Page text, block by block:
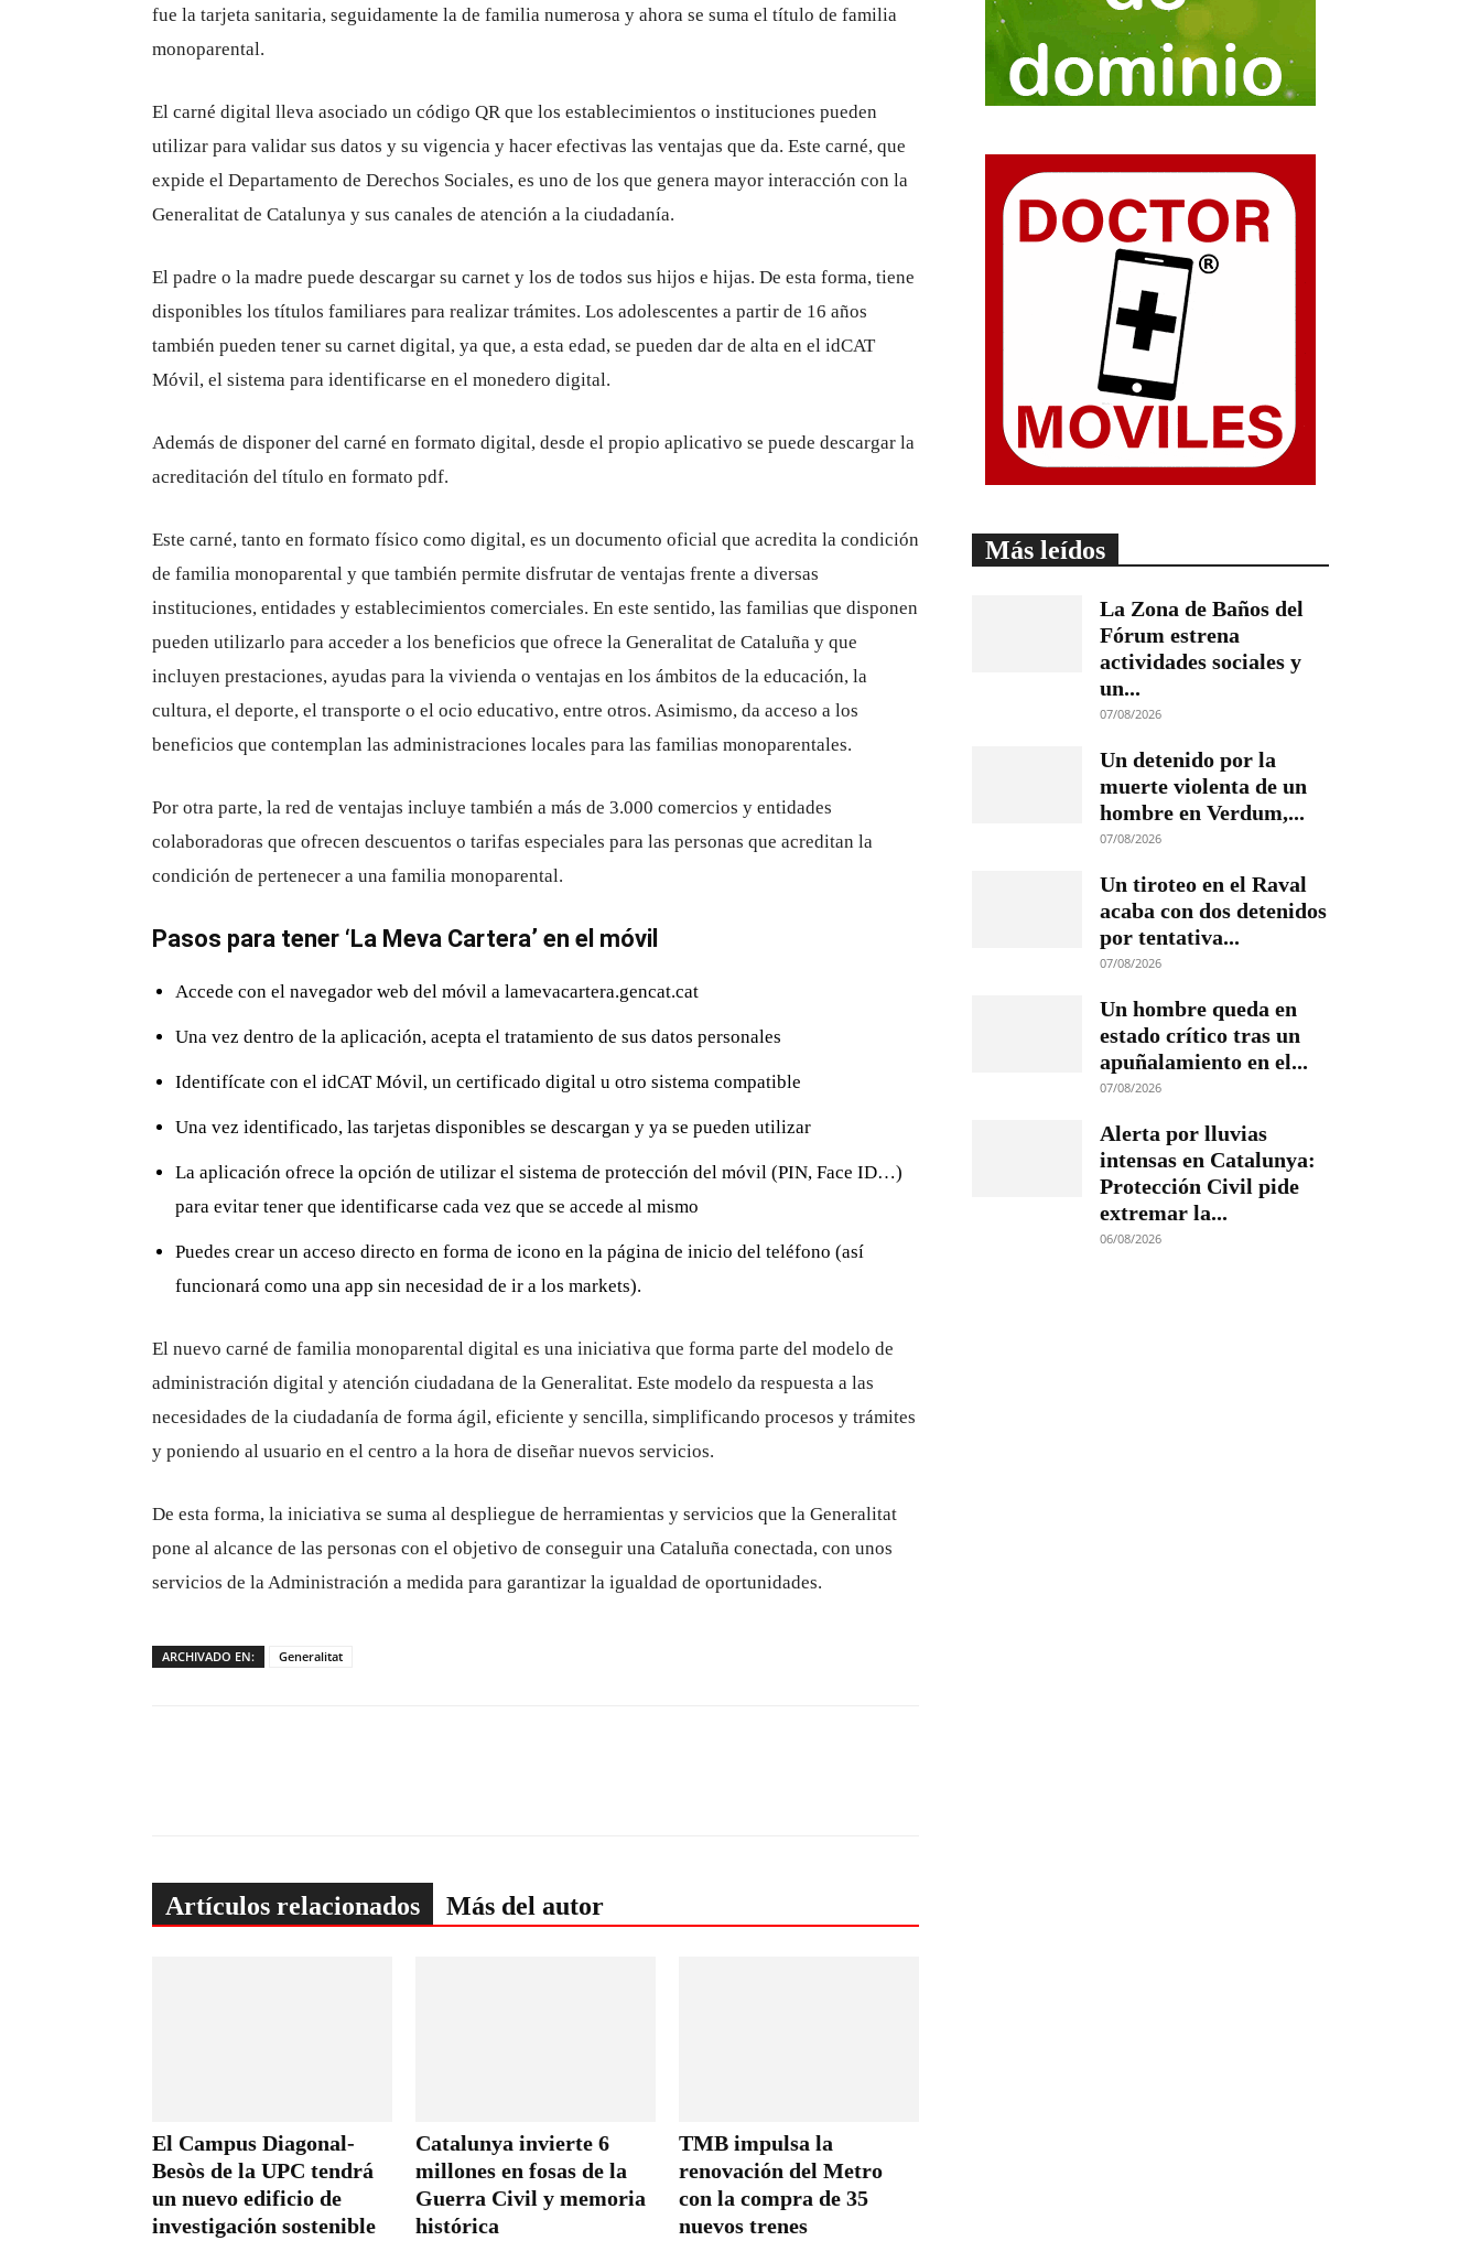
fue la tarjeta sanitaria, seguidamente la de familia numerosa y ahora se suma el título de familia
monoparental.
El carné digital lleva asociado un código QR que los establecimientos o instituciones pueden
utilizar para validar sus datos y su vigencia y hacer efectivas las ventajas que da. Este carné, que
expide el Departamento de Derechos Sociales, es uno de los que genera mayor interacción con la
Generalitat de Catalunya y sus canales de atención a la ciudadanía.
El padre o la madre puede descargar su carnet y los de todos sus hijos e hijas. De esta forma, tiene
disponibles los títulos familiares para realizar trámites. Los adolescentes a partir de 16 años
también pueden tener su carnet digital, ya que, a esta edad, se pueden dar de alta en el idCAT
Móvil, el sistema para identificarse en el monedero digital.
Además de disponer del carné en formato digital, desde el propio aplicativo se puede descargar la
acreditación del título en formato pdf.
Este carné, tanto en formato físico como digital, es un documento oficial que acredita la condición
de familia monoparental y que también permite disfrutar de ventajas frente a diversas
instituciones, entidades y establecimientos comerciales. En este sentido, las familias que disponen
pueden utilizarlo para acceder a los beneficios que ofrece la Generalitat de Cataluña y que
incluyen prestaciones, ayudas para la vivienda o ventajas en los ámbitos de la educación, la
cultura, el deporte, el transporte o el ocio educativo, entre otros. Asimismo, da acceso a los
beneficios que contemplan las administraciones locales para las familias monoparentales.
Por otra parte, la red de ventajas incluye también a más de 3.000 comercios y entidades
colaboradoras que ofrecen descuentos o tarifas especiales para las personas que acreditan la
condición de pertenecer a una familia monoparental.
Pasos para tener ‘La Meva Cartera’ en el móvil
Accede con el navegador web del móvil a lamevacartera.gencat.cat
Una vez dentro de la aplicación, acepta el tratamiento de sus datos personales
Identifícate con el idCAT Móvil, un certificado digital u otro sistema compatible
Una vez identificado, las tarjetas disponibles se descargan y ya se pueden utilizar
La aplicación ofrece la opción de utilizar el sistema de protección del móvil (PIN, Face ID…)
para evitar tener que identificarse cada vez que se accede al mismo
Puedes crear un acceso directo en forma de icono en la página de inicio del teléfono (así
funcionará como una app sin necesidad de ir a los markets).
El nuevo carné de familia monoparental digital es una iniciativa que forma parte del modelo de
administración digital y atención ciudadana de la Generalitat. Este modelo da respuesta a las
necesidades de la ciudadanía de forma ágil, eficiente y sencilla, simplificando procesos y trámites
y poniendo al usuario en el centro a la hora de diseñar nuevos servicios.
De esta forma, la iniciativa se suma al despliegue de herramientas y servicios que la Generalitat
pone al alcance de las personas con el objetivo de conseguir una Cataluña conectada, con unos
servicios de la Administración a medida para garantizar la igualdad de oportunidades.
ARCHIVADO EN: Generalitat
Artículos relacionados Más del autor
El Campus Diagonal-
Besòs de la UPC tendrá
un nuevo edificio de
investigación sostenible
Catalunya invierte 6
millones en fosas de la
Guerra Civil y memoria
histórica
TMB impulsa la
renovación del Metro
con la compra de 35
nuevos trenes
Más leídos
La Zona de Baños del
Fórum estrena
actividades sociales y
un...
07/08/2026
Un detenido por la
muerte violenta de un
hombre en Verdum,...
07/08/2026
Un tiroteo en el Raval
acaba con dos detenidos
por tentativa...
07/08/2026
Un hombre queda en
estado crítico tras un
apuñalamiento en el...
07/08/2026
Alerta por lluvias
intensas en Catalunya:
Protección Civil pide
extremar la...
06/08/2026